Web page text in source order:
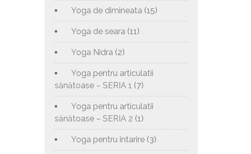
Yoga de dimineata (15)
Yoga de seara (11)
Yoga Nidra (2)
Yoga pentru articulatii
sănătoase – SERIA 1 (7)
Yoga pentru articulatii
sănătoase – SERIA 2 (1)
Yoga pentru intarire (3)